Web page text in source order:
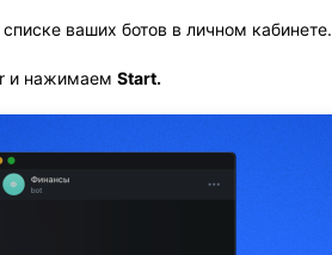
ваших ботов в личном кабинете.
и нажимаем Start.